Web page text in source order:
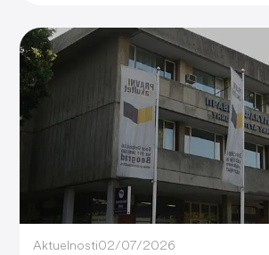
Aktuelnosti02/07/2026